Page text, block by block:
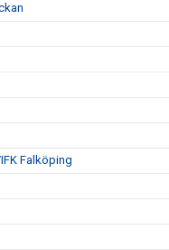
Falköping